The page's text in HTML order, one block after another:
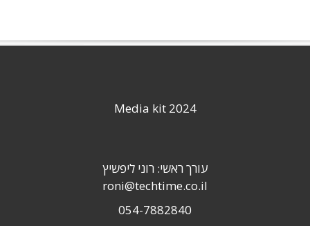
Media kit 2024
עורך ראשי: רוני ליפשיץ
roni@techtime.co.il
054-7882840